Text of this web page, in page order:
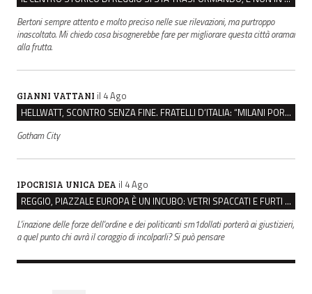
Bertoni sempre attento e molto preciso nelle sue rilevazioni, ma purtroppo
inascoltato. Mi chiedo cosa bisognerebbe fare per migliorare questa città oramai
alla frutta.
GIANNI VATTANI il 4 Ago
HELLWATT, SCONTRO SENZA FINE. FRATELLI D’ITALIA: “MILANI PORTA DOCUMENTI, DE FRANCO INSULTI”
Gotham City
IPOCRISIA UNICA DEA il 4 Ago
REGGIO, PIAZZALE EUROPA È UN INCUBO: VETRI SPACCATI E FURTI SULLE AUTO IN SOSTA
L'inazione delle forze dell'ordine e dei politicanti sm1dollati porterà ai giustizieri,
a quel punto chi avrà il coraggio di incolparli? Si può pensare